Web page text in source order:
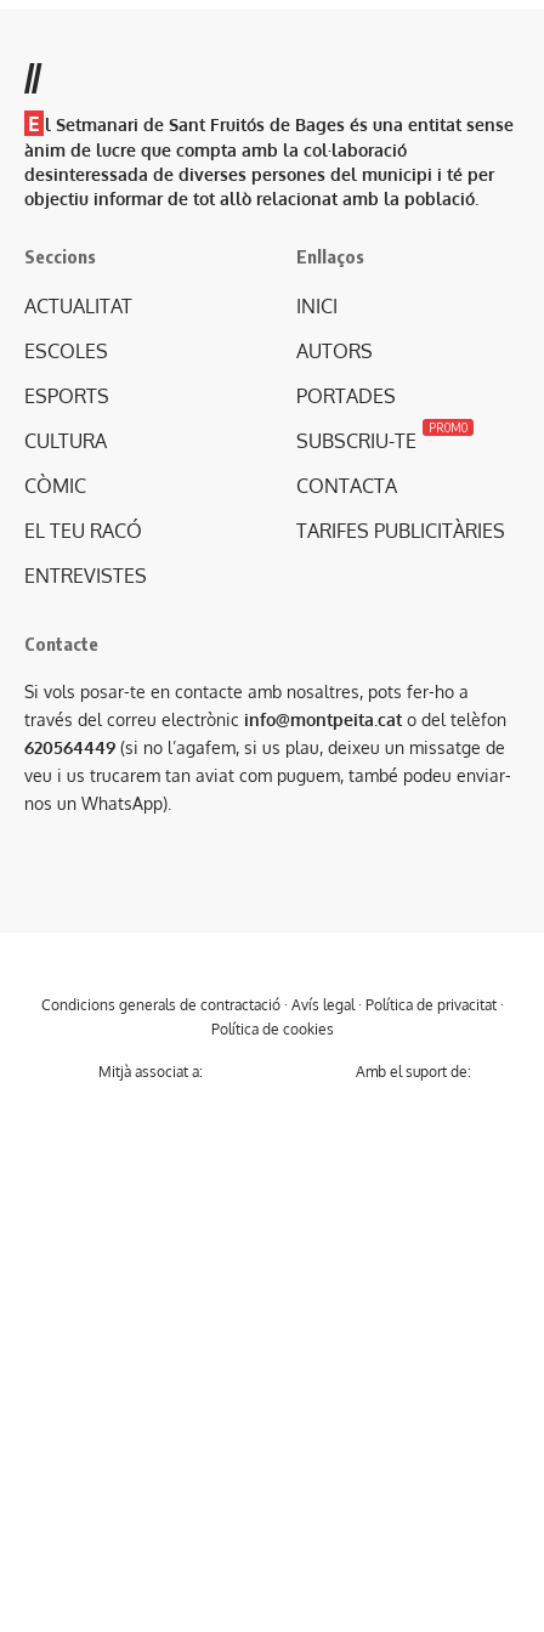
//
E l Setmanari de Sant Fruitós de Bages és una entitat sense
ànim de lucre que compta amb la col·laboració
desinteressada de diverses persones del municipi i té per
objectiu informar de tot allò relacionat amb la població.
Seccions
ACTUALITAT
ESCOLES
ESPORTS
CULTURA
CÒMIC
EL TEU RACÓ
ENTREVISTES
Enllaços
INICI
AUTORS
PORTADES
SUBSCRIU-TE
PROMO
CONTACTA
TARIFES PUBLICITÀRIES
Contacte
Si vols posar-te en contacte amb nosaltres, pots fer-ho a
través del correu electrònic info@montpeita.cat o del telèfon
620564449 (si no l’agafem, si us plau, deixeu un missatge de
veu i us trucarem tan aviat com puguem, també podeu enviar-
nos un WhatsApp).
Condicions generals de contractació· Avís legal · Política de privacitat·
Política de cookies
Mitjà associat a: Amb el suport de: